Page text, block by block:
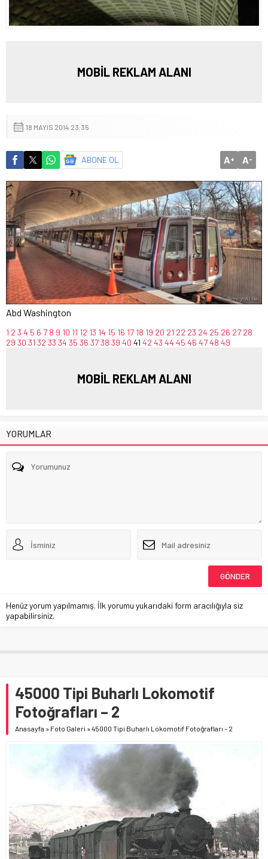
MOBİL REKLAM ALANI
18 MAYIS 2014 23:35
ABONE OL A+ A-
Abd Washington
1 2 3 4 5 6 7 8 9 10 11 12 13 14 15 16 17 18 19 20 21 22 23 24 25 26 27 28
29 30 31 32 33 34 35 36 3738 39 40 41 42 43 44 45 46 4748 49
MOBİL REKLAM ALANI
YORUMLAR
Henüz yorum yapılmamış. İlk yorumu yukarıdaki form aracılığıyla siz
yapabilirsiniz.
45000 Tipi Buharlı Lokomotif
Fotoğrafları – 2
Anasayfa » Foto Galeri »45000 Tipi Buharlı Lokomotif Fotoğrafları – 2